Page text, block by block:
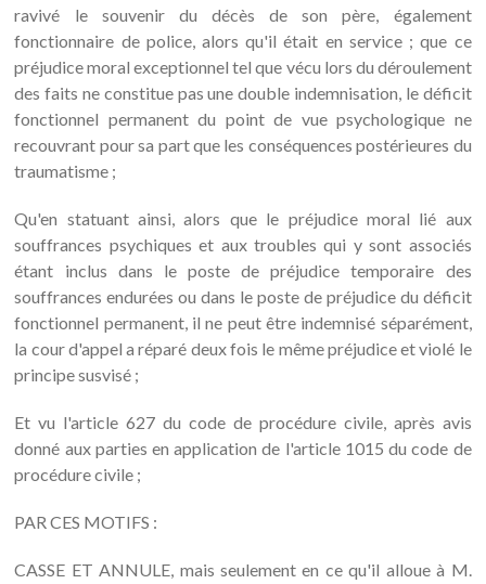
ravivé le souvenir du décès de son père, également
fonctionnaire de police, alors qu'il était en service ; que ce
préjudice moral exceptionnel tel que vécu lors du déroulement
des faits ne constitue pas une double indemnisation, le déficit
fonctionnel permanent du point de vue psychologique ne
recouvrant pour sa part que les conséquences postérieures du
traumatisme ;
Qu'en statuant ainsi, alors que le préjudice moral lié aux
souffrances psychiques et aux troubles qui y sont associés
étant inclus dans le poste de préjudice temporaire des
souffrances endurées ou dans le poste de préjudice du déficit
fonctionnel permanent, il ne peut être indemnisé séparément,
la cour d'appel a réparé deux fois le même préjudice et violé le
principe susvisé ;
Et vu l'article 627 du code de procédure civile, après avis
donné aux parties en application de l'article 1015 du code de
procédure civile ;
PAR CES MOTIFS :
CASSE ET ANNULE, mais seulement en ce qu'il alloue à M.